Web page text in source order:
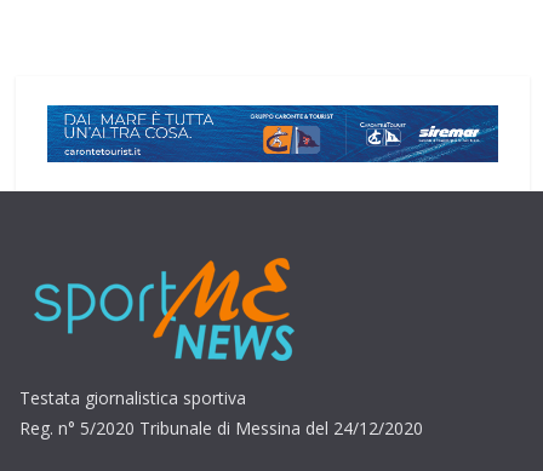
Testata giornalistica sportiva
Reg. n° 5/2020 Tribunale di Messina del 24/12/2020